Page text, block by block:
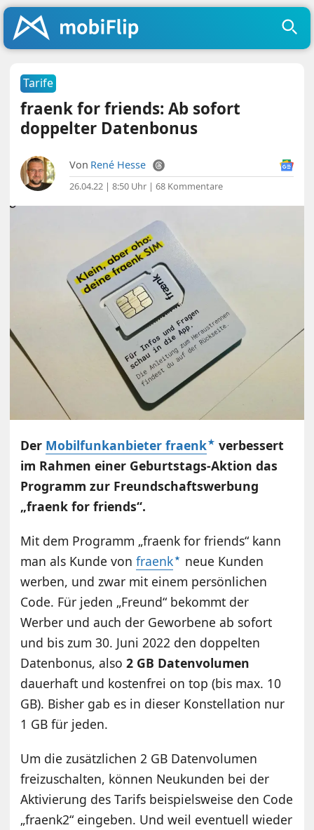
Tarife
fraenk for friends: Ab sofort
doppelter Datenbonus
Von René Hesse
26.04.22 | 8:50 Uhr |68 Kommentare
Der Mobilfunkanbieter fraenk
verbessert
im Rahmen einer Geburtstags-Aktion das
Programm zur Freundschaftswerbung
„fraenk for friends“.
Mit dem Programm „fraenk for friends“ kann
man als Kunde vonfraenk
neue Kunden
werben, und zwar mit einem persönlichen
Code. Für jeden „Freund“ bekommt der
Werber und auch der Geworbene ab sofort
und bis zum 30. Juni 2022 den doppelten
Datenbonus, also2 GB Datenvolumen
dauerhaft und kostenfrei on top (bis max. 10
GB). Bisher gab es in dieser Konstellation nur
1 GB für jeden.
Um die zusätzlichen 2 GB Datenvolumen
freizuschalten, können Neukunden bei der
Aktivierung des Tarifs beispielsweise den Code
„fraenk2“ eingeben. Und weil eventuell wieder